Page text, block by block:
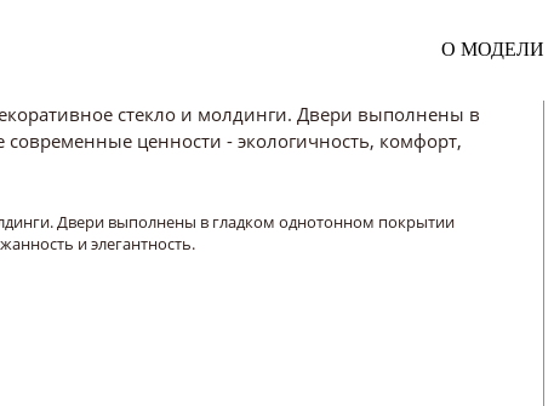
О МОДЕЛИ
стекло и молдинги. Двери выполнены в
ценности - экологичность, комфорт,
Двери выполнены в гладком однотонном покрытии
и элегантность.